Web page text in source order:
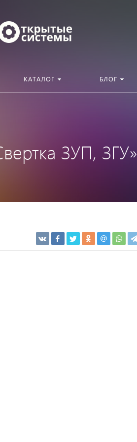
КАТАЛОГ БЛОГ
ЗУП, ЗГУ»